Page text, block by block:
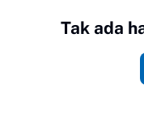
Tak ada